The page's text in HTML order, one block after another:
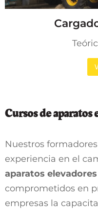
Cursos de aparatos
Nuestros
experiencia en el
aparatos
comprometidos en
empresas la